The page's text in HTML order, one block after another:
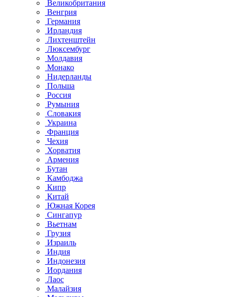
Великобритания
Венгрия
Германия
Ирландия
Лихтенштейн
Люксембург
Молдавия
Монако
Нидерланды
Польша
Россия
Румыния
Словакия
Украина
Франция
Чехия
Хорватия
Армения
Бутан
Камбоджа
Кипр
Китай
Южная Корея
Сингапур
Вьетнам
Грузия
Израиль
Индия
Индонезия
Иордания
Лаос
Малайзия